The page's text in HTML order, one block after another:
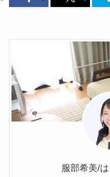
服部希美/